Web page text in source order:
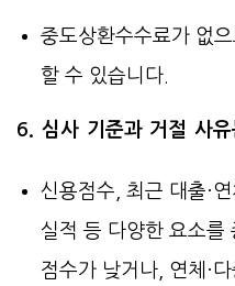
중도상환수수료가 없
할 수 있습니다.
6. 심사 기준과 거절 사유
신용점수, 최근 대출·
실적 등 다양한 요소를
점수가 낮거나, 연체·